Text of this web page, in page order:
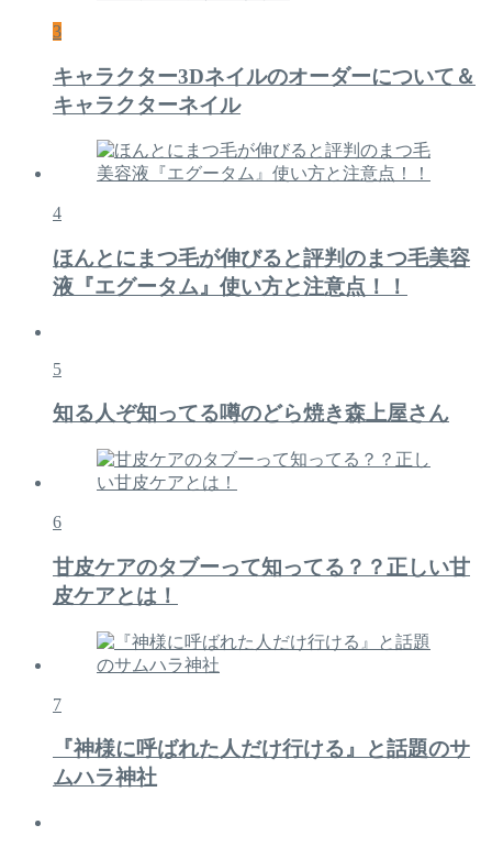
3
キャラクター3Dネイルのオーダーについて＆
キャラクターネイル
4
ほんとにまつ毛が伸びると評判のまつ毛美容
液『エグータム』使い方と注意点！！
5
知る人ぞ知ってる噂のどら焼き森上屋さん
6
甘皮ケアのタブーって知ってる？？正しい甘
皮ケアとは！
7
『神様に呼ばれた人だけ行ける』と話題のサ
ムハラ神社